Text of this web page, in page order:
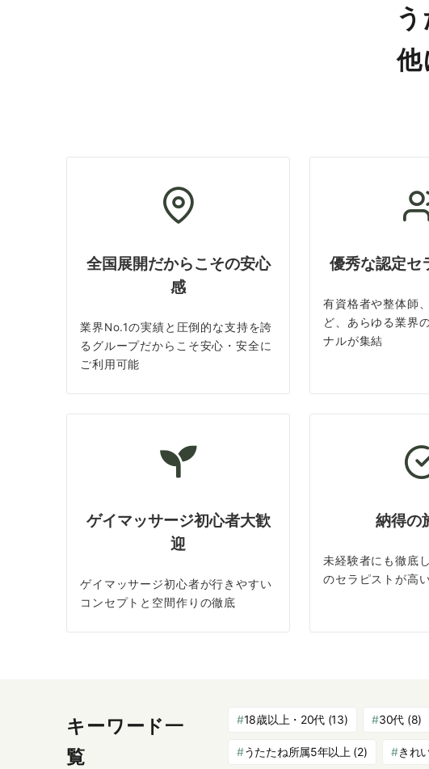
他
全国展開だからこその安心
感
業界No.1の実績と圧倒的な支持を誇
るグループだからこそ安心・安全に
ご利用可能
優秀な認定セ
有資格者や整体師
ど、あらゆる業界
ナルが集結
ゲイマッサージ初心者大歓
迎
ゲイマッサージ初心者が行きやすい
コンセプトと空間作りの徹底
納得の
未経験者にも徹底
のセラピストが高
キーワード一
覧
18歳以上・20代 (13) 30代 (8)
うたたね所属5年以上 (2) きれ